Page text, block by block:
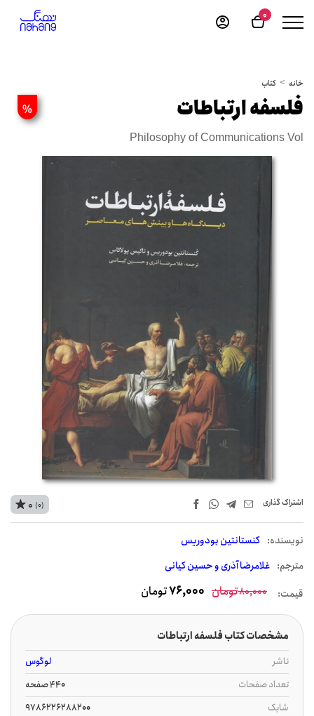
0
خانه کتاب
% فلسفه ارتباطات
Philosophy of Communications Vol
اشتراک‌ گذاری
نويسنده: کنستانتین بودوریس
مترجم: غلامرضا آذری و حسین کیانی
0 (0)
قیمت: 80,000تومان 76,000تومان
مشخصات کتاب فلسفه ارتباطات
ناشر
لوگوس
تعداد صفحات
440 صفحه
شابک
9786226288200